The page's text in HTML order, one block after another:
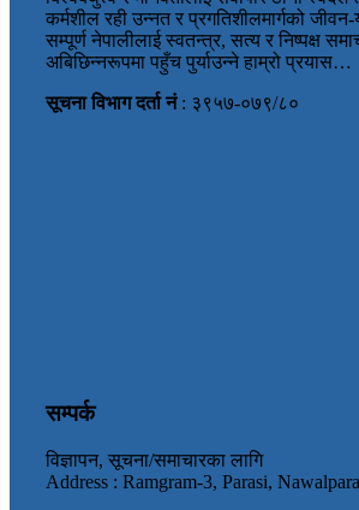
कर्मशील रही उन्नत र प्रगतिशीलमार्गको जीवन-
सम्पूर्ण नेपालीलाई स्वतन्त्र, सत्य र निष्पक्ष
अबिछिन्नरूपमा पहुँच पुर्याउन्ने हाम्रो प्रयास…
सूचना विभाग दर्ता नं: ३९५७-०७९/८०
सम्पर्क
विज्ञापन, सूचना/समाचारका लागि
Address : Ramgram-3, Parasi,